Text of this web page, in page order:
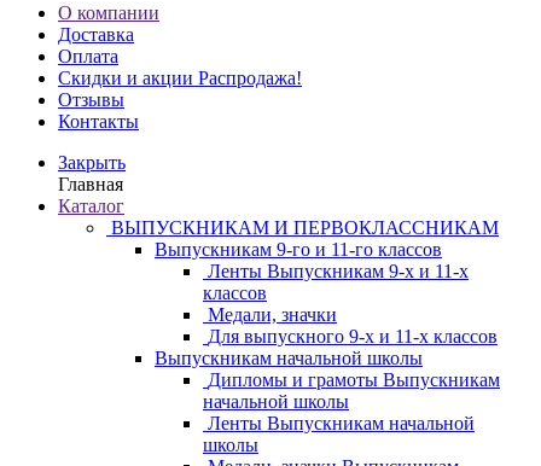
О компании
Доставка
Оплата
Скидки и акции Распродажа!
Отзывы
Контакты
Закрыть
Главная
Каталог
ВЫПУСКНИКАМ И ПЕРВОКЛАССНИКАМ
Выпускникам 9-го и 11-го классов
Ленты Выпускникам 9-х и 11-х
классов
Медали, значки
Для выпускного 9-х и 11-х классов
Выпускникам начальной школы
Дипломы и грамоты Выпускникам
начальной школы
Ленты Выпускникам начальной
школы